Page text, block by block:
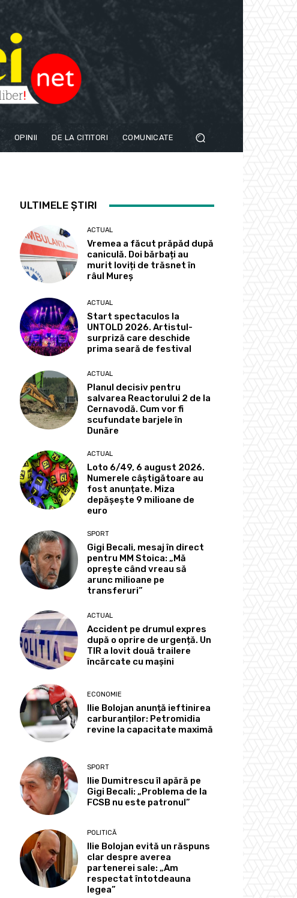
OPINII DE LA CITITORI COMUNICATE
ULTIMELE ȘTIRI
ACTUAL
Vremea a făcut prăpăd după
caniculă. Doi bărbați au
murit loviți de trăsnet în
râul Mureș
ACTUAL
Start spectaculos la
UNTOLD 2026. Artistul-
surpriză care deschide
prima seară de festival
ACTUAL
Planul decisiv pentru
salvarea Reactorului 2 de la
Cernavodă. Cum vor fi
scufundate barjele în
Dunăre
ACTUAL
Loto 6/49, 6 august 2026.
Numerele câștigătoare au
fost anunțate. Miza
depășește 9 milioane de
euro
SPORT
Gigi Becali, mesaj în direct
pentru MM Stoica: „Mă
oprește când vreau să
arunc milioane pe
transferuri”
ACTUAL
Accident pe drumul expres
după o oprire de urgență. Un
TIR a lovit două trailere
încărcate cu mașini
ECONOMIE
Ilie Bolojan anunță ieftinirea
carburanților: Petromidia
revine la capacitate maximă
SPORT
Ilie Dumitrescu îl apără pe
Gigi Becali: „Problema de la
FCSB nu este patronul”
POLITICĂ
Ilie Bolojan evită un răspuns
clar despre averea
partenerei sale: „Am
respectat întotdeauna
legea”